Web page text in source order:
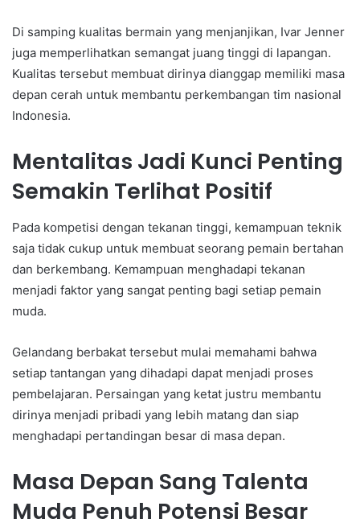
Di samping kualitas bermain yang menjanjikan, Ivar Jenner
juga memperlihatkan semangat juang tinggi di lapangan.
Kualitas tersebut membuat dirinya dianggap memiliki masa
depan cerah untuk membantu perkembangan tim nasional
Indonesia.
Mentalitas Jadi Kunci Penting
Semakin Terlihat Positif
Pada kompetisi dengan tekanan tinggi, kemampuan teknik
saja tidak cukup untuk membuat seorang pemain bertahan
dan berkembang. Kemampuan menghadapi tekanan
menjadi faktor yang sangat penting bagi setiap pemain
muda.
Gelandang berbakat tersebut mulai memahami bahwa
setiap tantangan yang dihadapi dapat menjadi proses
pembelajaran. Persaingan yang ketat justru membantu
dirinya menjadi pribadi yang lebih matang dan siap
menghadapi pertandingan besar di masa depan.
Masa Depan Sang Talenta
Muda Penuh Potensi Besar